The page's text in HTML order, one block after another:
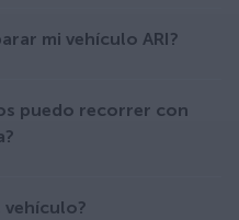
mi vehículo ARI?
puedo recorrer con
vehículo?